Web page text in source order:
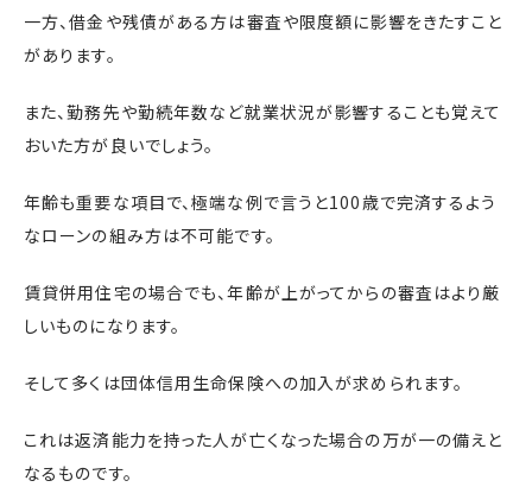
一方、借金や残債がある方は審査や限度額に影響をきたすこと
があります。
また、勤務先や勤続年数など就業状況が影響することも覚えて
おいた方が良いでしょう。
年齢も重要な項目で、極端な例で言うと100歳で完済するよう
なローンの組み方は不可能です。
賃貸併用住宅の場合でも、年齢が上がってからの審査はより厳
しいものになります。
そして多くは団体信用生命保険への加入が求められます。
これは返済能力を持った人が亡くなった場合の万が一の備えと
なるものです。